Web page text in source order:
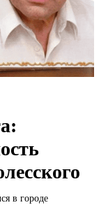
в городе